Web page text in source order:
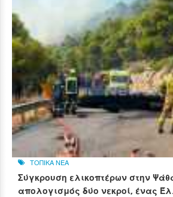
ΤΟΠΙΚΑ ΝΕΑ
Σύγκρουση ελικοπτέρων στην
απολογισμός δύο νεκροί, ένας